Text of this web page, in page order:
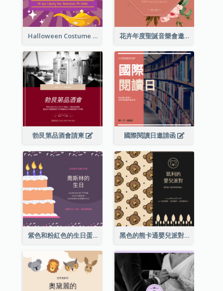
Halloween Costume Party Invitation 花卉年度聖誕音樂會邀請函
勃艮第品酒會請柬 國際閱讀日邀請函
紫色和粉紅色的生日蛋糕插圖聚會請柬 黑色的熊卡通嬰兒派對請柬